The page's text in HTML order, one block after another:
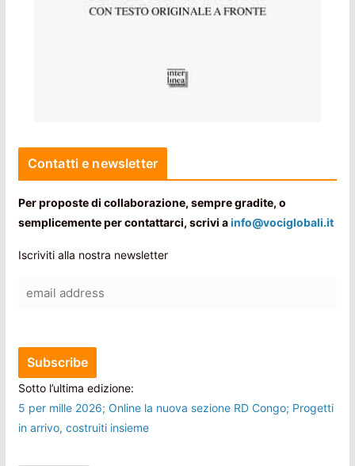
Contatti e newsletter
Per proposte di collaborazione, sempre gradite, o
semplicemente per contattarci, scrivi ainfo@vociglobali.it
Iscriviti alla nostra newsletter
Sotto l’ultima edizione:
5 per mille 2026; Online la nuova sezione RD Congo; Progetti
in arrivo, costruiti insieme